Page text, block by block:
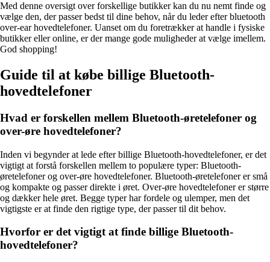
Med denne oversigt over forskellige butikker kan du nu nemt finde og
vælge den, der passer bedst til dine behov, når du leder efter bluetooth
over-ear hovedtelefoner. Uanset om du foretrækker at handle i fysiske
butikker eller online, er der mange gode muligheder at vælge imellem.
God shopping!
Guide til at købe billige Bluetooth-
hovedtelefoner
Hvad er forskellen mellem Bluetooth-øretelefoner og
over-øre hovedtelefoner?
Inden vi begynder at lede efter billige Bluetooth-hovedtelefoner, er det
vigtigt at forstå forskellen mellem to populære typer: Bluetooth-
øretelefoner og over-øre hovedtelefoner. Bluetooth-øretelefoner er små
og kompakte og passer direkte i øret. Over-øre hovedtelefoner er større
og dækker hele øret. Begge typer har fordele og ulemper, men det
vigtigste er at finde den rigtige type, der passer til dit behov.
Hvorfor er det vigtigt at finde billige Bluetooth-
hovedtelefoner?